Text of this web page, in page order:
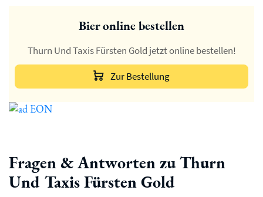
Bier online bestellen
Thurn Und Taxis Fürsten Gold jetzt online bestellen!
Zur Bestellung
Fragen & Antworten zu Thurn
Und Taxis Fürsten Gold